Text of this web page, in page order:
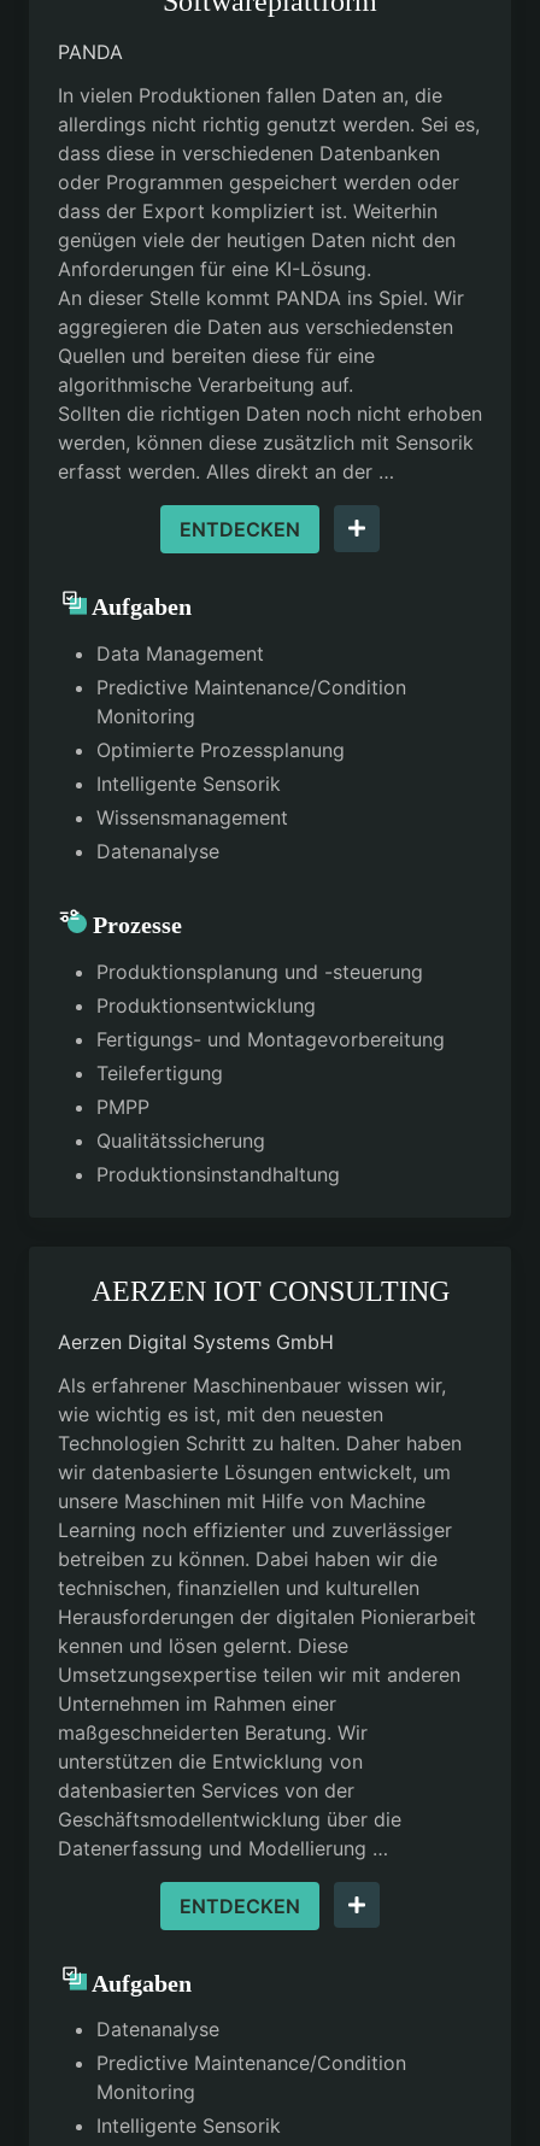
PANDA
In vielen Produktionen fallen Daten an, die
allerdings nicht richtig genutzt werden. Sei es,
dass diese in verschiedenen Datenbanken
oder Programmen gespeichert werden oder
dass der Export kompliziert ist. Weiterhin
genügen viele der heutigen Daten nicht den
Anforderungen für eine KI-Lösung.
An dieser Stelle kommt PANDA ins Spiel. Wir
aggregieren die Daten aus verschiedensten
Quellen und bereiten diese für eine
algorithmische Verarbeitung auf.
Sollten die richtigen Daten noch nicht erhoben
werden, können diese zusätzlich mit Sensorik
erfasst werden. Alles direkt an der …
ENTDECKEN
Aufgaben
Data Management
Predictive Maintenance/Condition
Monitoring
Optimierte Prozessplanung
Intelligente Sensorik
Wissensmanagement
Datenanalyse
Prozesse
Produktionsplanung und -steuerung
Produktionsentwicklung
Fertigungs- und Montagevorbereitung
Teilefertigung
PMPP
Qualitätssicherung
Produktionsinstandhaltung
AERZEN IOT CONSULTING
Aerzen Digital Systems GmbH
Als erfahrener Maschinenbauer wissen wir,
wie wichtig es ist, mit den neuesten
Technologien Schritt zu halten. Daher haben
wir datenbasierte Lösungen entwickelt, um
unsere Maschinen mit Hilfe von Machine
Learning noch effizienter und zuverlässiger
betreiben zu können. Dabei haben wir die
technischen, finanziellen und kulturellen
Herausforderungen der digitalen Pionierarbeit
kennen und lösen gelernt. Diese
Umsetzungsexpertise teilen wir mit anderen
Unternehmen im Rahmen einer
maßgeschneiderten Beratung. Wir
unterstützen die Entwicklung von
datenbasierten Services von der
Geschäftsmodellentwicklung über die
Datenerfassung und Modellierung …
ENTDECKEN
Aufgaben
Datenanalyse
Predictive Maintenance/Condition
Monitoring
Intelligente Sensorik